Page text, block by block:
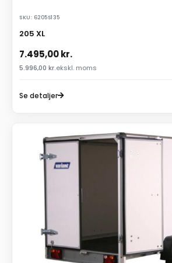
SKU: 6205S135
205 XL
7.495,00kr.
5.996,00 kr.ekskl. moms
Se detaljer